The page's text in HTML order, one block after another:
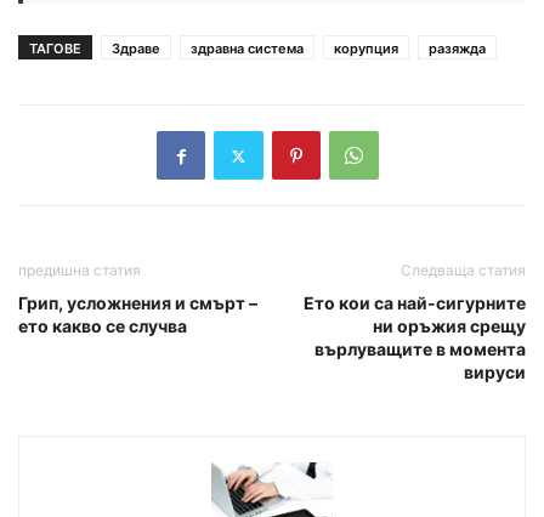
ТАГОВЕ Здраве здравна система корупция разяжда
предишна статия
Грип, усложнения и смърт –
ето какво се случва
Следваща статия
Ето кои са най-сигурните
ни оръжия срещу
върлуващите в момента
вируси